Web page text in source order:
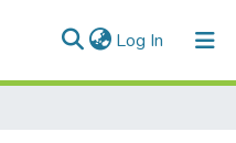
Log In (current)